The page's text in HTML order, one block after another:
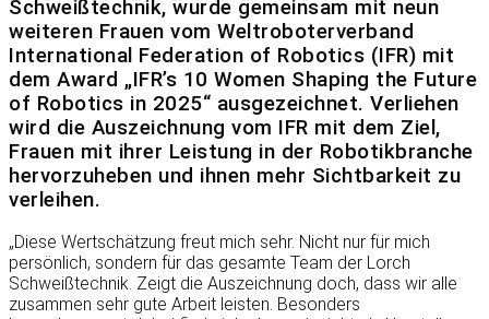
Schweißtechnik, wurde gemeinsam mit neun
weiteren Frauen vom Weltroboterverband
International Federation of Robotics (IFR) mit
dem Award „IFR’s 10 Women Shaping the Future
of Robotics in 2025“ ausgezeichnet. Verliehen
wird die Auszeichnung vom IFR mit dem Ziel,
Frauen mit ihrer Leistung in der Robotikbranche
hervorzuheben und ihnen mehr Sichtbarkeit zu
verleihen.
„Diese Wertschätzung freut mich sehr. Nicht nur für mich
persönlich, sondern für das gesamte Team der Lorch
Schweißtechnik. Zeigt die Auszeichnung doch, dass wir alle
zusammen sehr gute Arbeit leisten. Besonders